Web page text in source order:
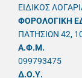
ΕΙΔΙΚΟΣ
ΦΟΡΟΛΟΓΙΚΗ
ΠΑΤΗΣΙΩΝ 42,
A.Φ.Μ.
099793475
Δ.Ο.Υ.